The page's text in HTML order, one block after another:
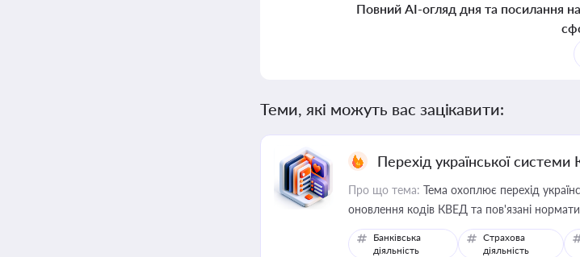
Повний AI-огляд дня та посилання на
Теми, які можуть вас зацікавити:
Перехід української
Про що тема: Тема охоплює перехід
оновлення кодів КВЕД та пов'язані
Банківська
діяльність
Страхова
діяльність